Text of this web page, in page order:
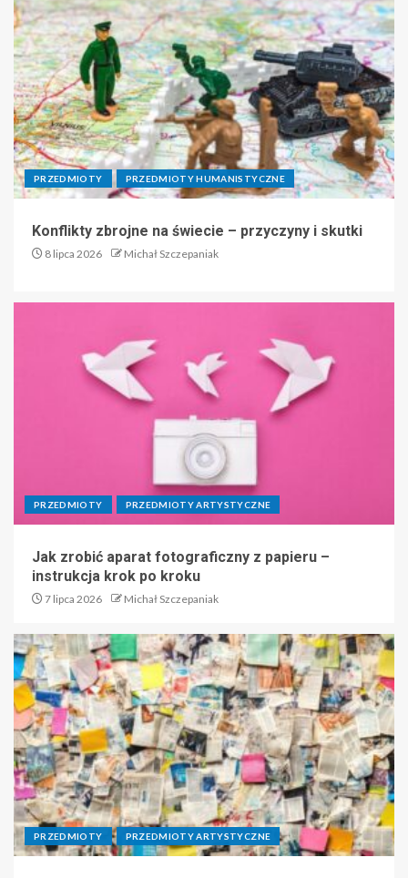
PRZEDMIOTY PRZEDMIOTY HUMANISTYCZNE
Konflikty zbrojne na świecie – przyczyny i skutki
8 lipca 2026 Michał Szczepaniak
PRZEDMIOTY PRZEDMIOTY ARTYSTYCZNE
Jak zrobić aparat fotograficzny z papieru –
instrukcja krok po kroku
7 lipca 2026 Michał Szczepaniak
PRZEDMIOTY PRZEDMIOTY ARTYSTYCZNE